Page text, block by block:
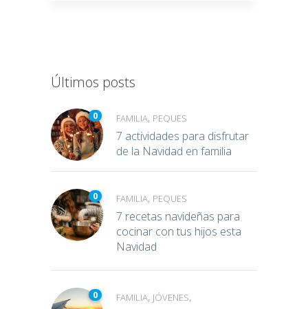
Últimos posts
0 FAMILIA, PEQUES
7 actividades para disfrutar
de la Navidad en familia
0 FAMILIA, PEQUES
7 recetas navideñas para
cocinar con tus hijos esta
Navidad
0 FAMILIA, JÓVENES,